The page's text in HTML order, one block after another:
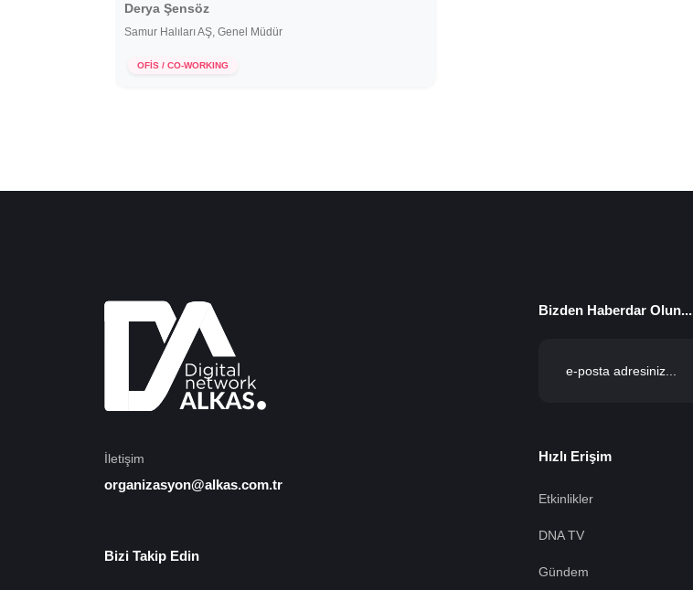
Derya Şensöz
Samur Halıları AŞ, Genel Müdür
OFİS / CO-WORKING
İletişim
organizasyon@alkas.com.tr
Bizi Takip Edin
Bizden Haberdar Olun...
Hızlı Erişim
Etkinlikler
DNA TV
Gündem